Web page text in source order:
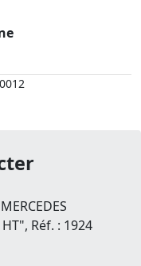
Réf. : 1924